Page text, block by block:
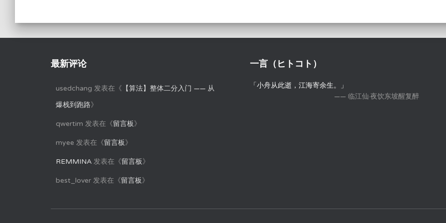
最新评论
usedchang 发表在《 【算法】整体二分入门 —— 从
爆栈到跑路》
qwertim 发表在《留言板》
myee 发表在《留言板》
REMMINA 发表在《留言板》
best_lover 发表在《留言板》
一言（ヒトコト）
「小舟从此逝，江海寄余生。」
—— 临江仙·夜饮东坡醒复醉